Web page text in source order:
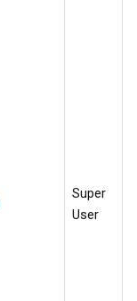
Super
User